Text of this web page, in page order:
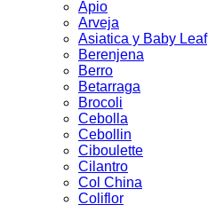
Apio
Arveja
Asiatica y Baby Leaf
Berenjena
Berro
Betarraga
Brocoli
Cebolla
Cebollin
Ciboulette
Cilantro
Col China
Coliflor